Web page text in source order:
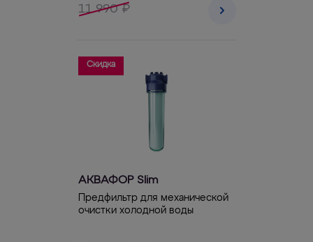
11 990 ₽
Скидка
АКВАФОР Slim
Предфильтр для механической
очистки холодной воды